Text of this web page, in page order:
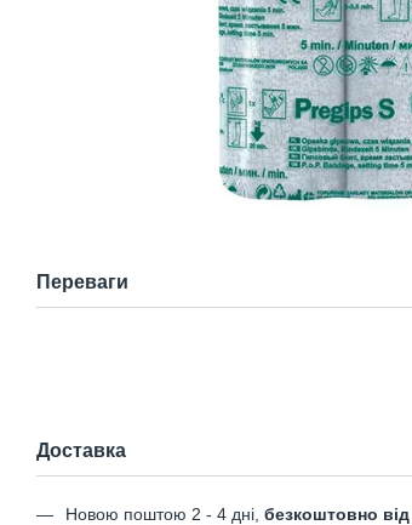
Переваги
Доставка
Новою поштою 2 - 4 дні, безкоштовно від